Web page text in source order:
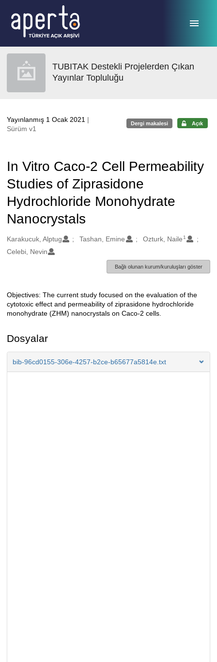
TUBITAK Destekli Projelerden Çıkan
Yayınlar Topluluğu
Yayınlanmış 1 Ocak 2021 |
Sürüm v1
Dergi makalesi Açık
In Vitro Caco-2 Cell Permeability
Studies of Ziprasidone
Hydrochloride Monohydrate
Nanocrystals
Oluşturanlar
Karakucuk, Alptug Tashan, Emine Ozturk, Naile 1
Celebi, Nevin
Bağlı olunan kurum/kuruluşları göster
Açıklama
Objectives: The current study focused on the evaluation of the
cytotoxic effect and permeability of ziprasidone hydrochloride
monohydrate (ZHM) nanocrystals on Caco-2 cells.
Dosyalar
bib-96cd0155-306e-4257-b2ce-b65677a5814e.txt